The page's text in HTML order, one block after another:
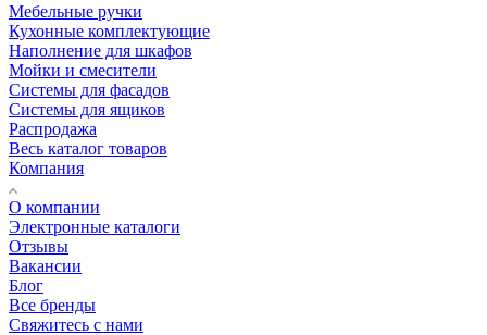
Мебельные ручки
Кухонные комплектующие
Наполнение для шкафов
Мойки и смесители
Системы для фасадов
Системы для ящиков
Распродажа
Весь каталог товаров
Компания
О компании
Электронные каталоги
Отзывы
Вакансии
Блог
Все бренды
Свяжитесь с нами